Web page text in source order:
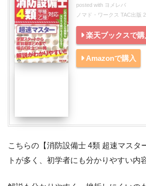
posted with ヨメレバ
ノマド・ワークス TAC出版
楽天ブックスで購
Amazonで購入
こちらの【消防設備士 4類 超速マスタ
トが多く、初学者にも分かりやすい内